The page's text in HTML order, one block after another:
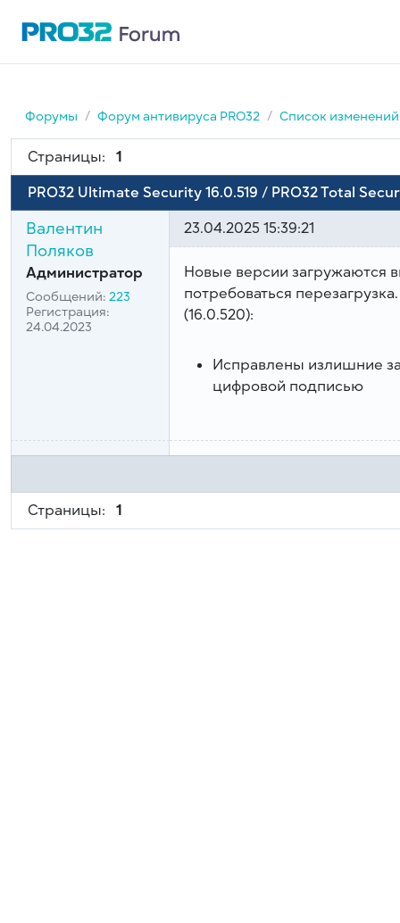
Форумы Форум антивируса PRO32 Список
Страницы: 1
PRO32 Ultimate Security 16.0.519 / PRO32 Total
Валентин
Поляков
Администратор
Сообщений: 223
Регистрация:
24.04.2023
23.04.2025 15:39:21
Новые версии загружаются
потребоваться
(16.0.520):
Исправлены излишние
цифровой подписью
Страницы: 1